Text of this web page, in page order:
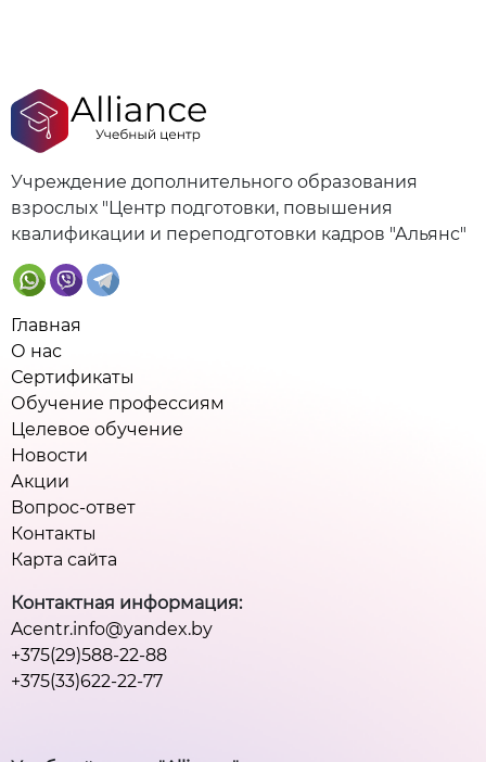
Учреждение дополнительного образования
взрослых "Центр подготовки, повышения
квалификации и переподготовки кадров "Альянс"
Главная
О нас
Сертификаты
Обучение профессиям
Целевое обучение
Новости
Акции
Вопрос-ответ
Контакты
Карта сайта
Контактная информация:
Acentr.info@yandex.by
+375(29)588-22-88
+375(33)622-22-77